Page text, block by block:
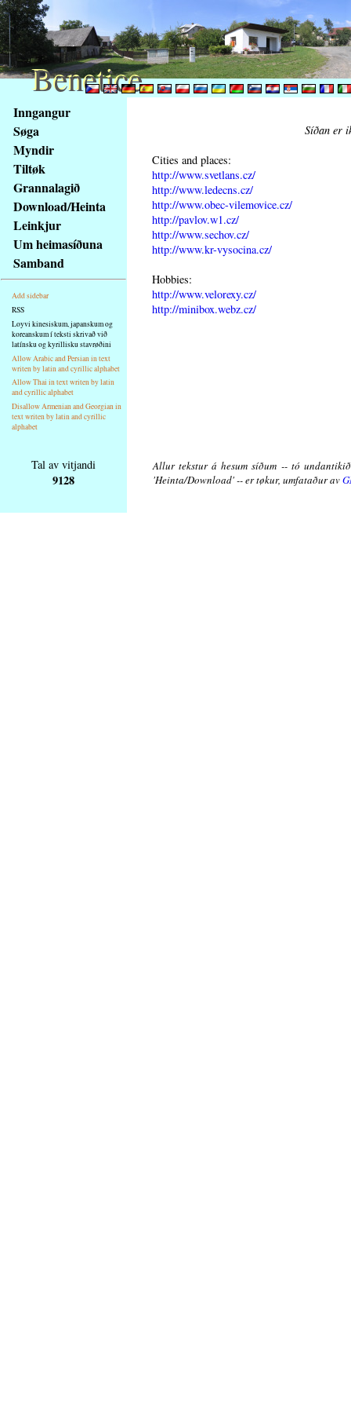
obsah
stránky
Klávesové
zkratky
tomto
webu
základní
Hlavní
strana
Inngangur
Søga
Myndir
Tiltøk
Grannalagið
Download/Heinta
Leinkjur
Um heimasíðuna
Samband
Add sidebar
RSS
Loyvi kinesiskum, japanskum og
koreanskum í teksti skrivað við
latínsku og kyrillisku stavrøðini
Allow Arabic and Persian in text
writen by latin and cyrillic alphabet
Allow Thai in text writen by latin
and cyrillic alphabet
Disallow Armenian and Georgian in
text writen by latin and cyrillic
alphabet
Síðan er
Cities and places:
http://www.svetlans.cz/
http://www.ledecns.cz/
http://www.obec-vilemovice.cz/
http://pavlov.w1.cz/
http://www.sechov.cz/
http://www.kr-vysocina.cz/
Hobbies:
http://www.velorexy.cz/
http://minibox.webz.cz/
Tal av vitjandi
9128
Allur tekstur á hesum síðum -- tó
'Heinta/Download' -- er tøkur, umfataður av
Benetice
Benetice